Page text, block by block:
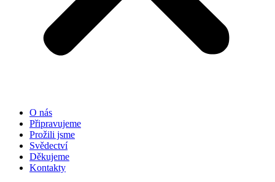
O nás
Připravujeme
Prožili jsme
Svědectví
Děkujeme
Kontakty